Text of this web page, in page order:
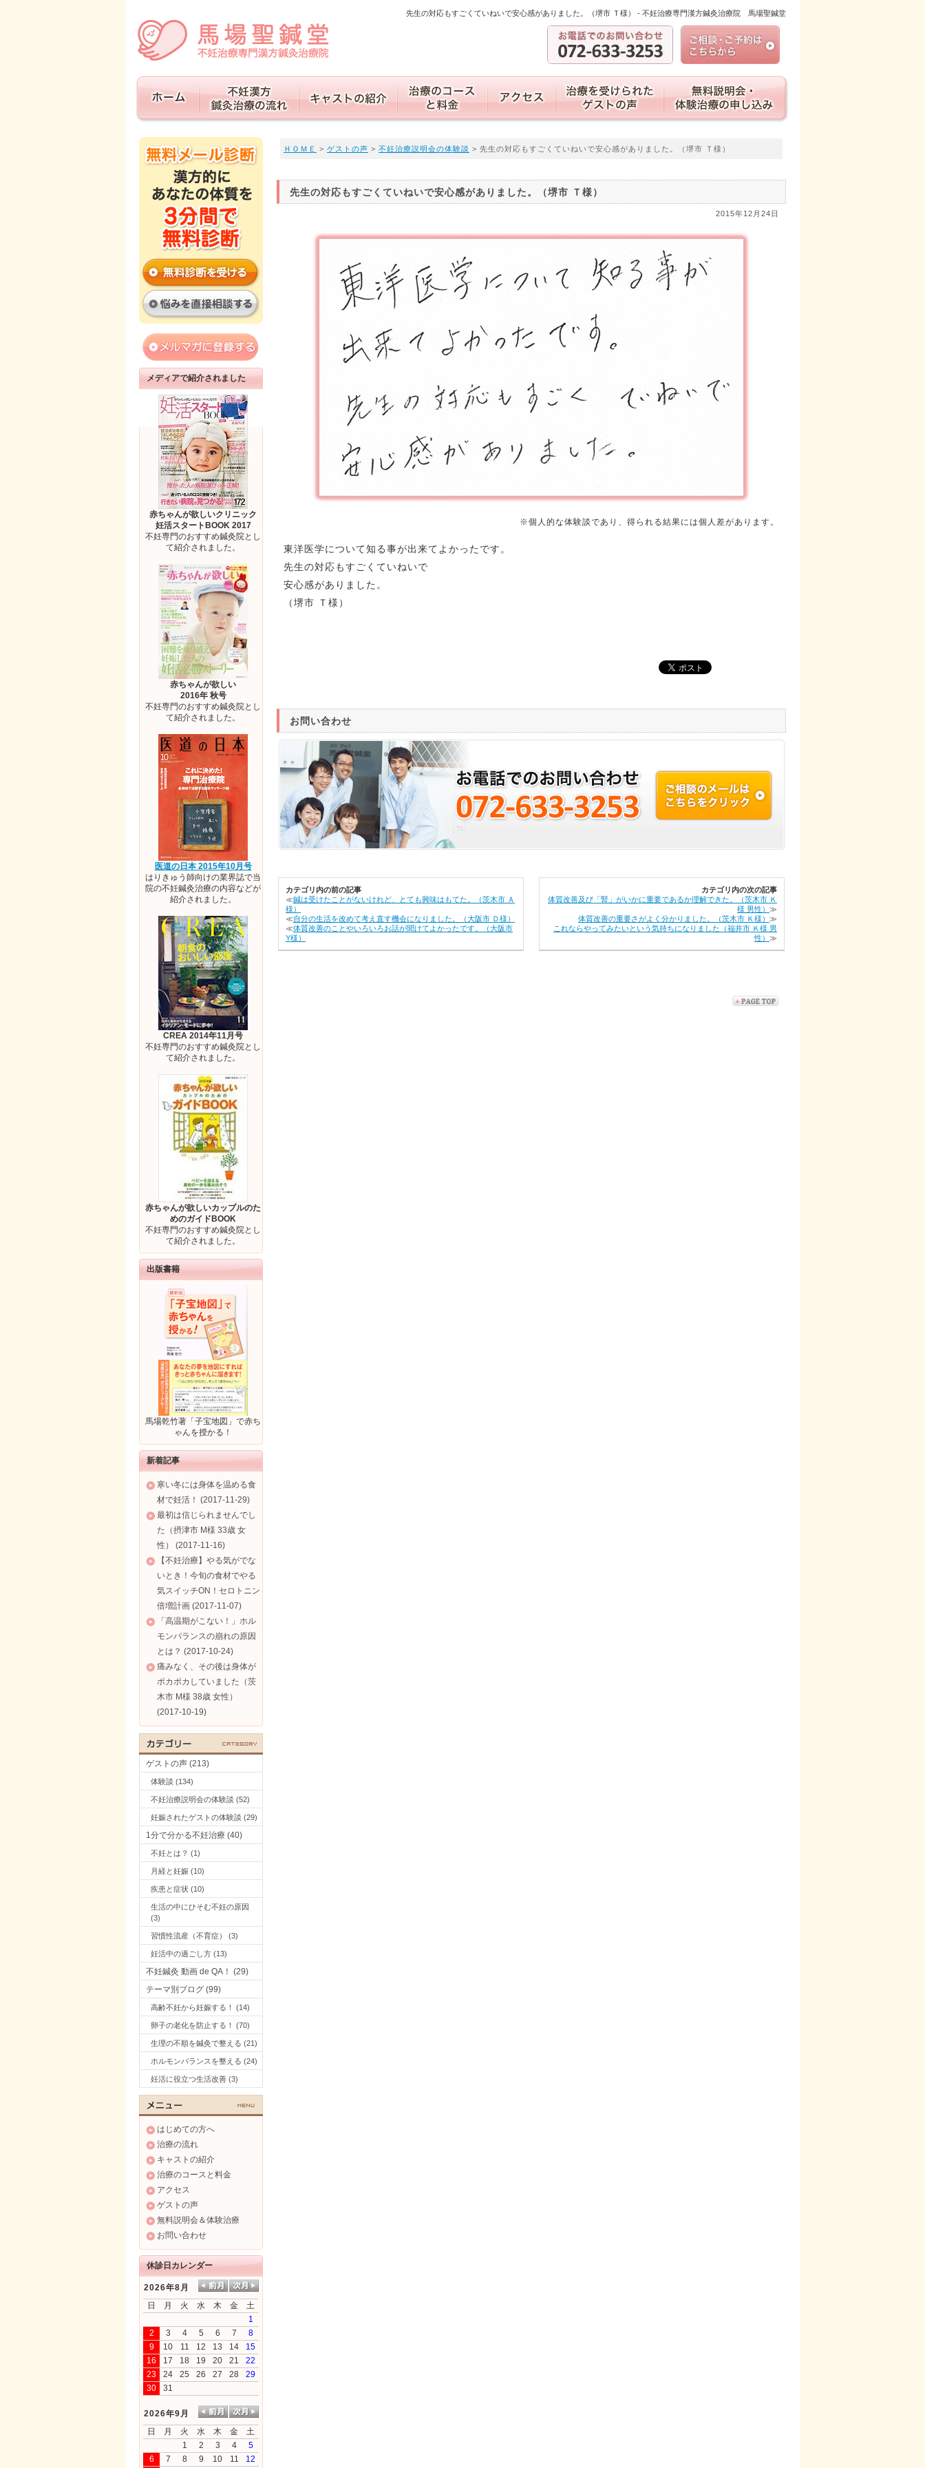
先生の対応もすごくていねいで安心感がありました。（堺市 Ｔ様） - 不妊治療専門漢方鍼灸治療院 馬場聖鍼堂
ＨＯＭＥ > ゲストの声 > 不妊治療説明会の体験談 > 先生の対応もすごくていねいで安心感がありました。（堺市 Ｔ様）
先生の対応もすごくていねいで安心感がありました。（堺市 Ｔ様）
2015年12月24日
※個人的な体験談であり、得られる結果には個人差があります。
東洋医学について知る事が出来てよかったです。
先生の対応もすごくていねいで
安心感がありました。
（堺市 Ｔ様）
お問い合わせ
カテゴリ内の前の記事
≪鍼は受けたことがないけれど、とても興味はもてた。（茨木市 Ａ
様）
≪自分の生活を改めて考え直す機会になりました。（大阪市 Ｄ様）
≪体質改善のことやいろいろお話が聞けてよかったです。（大阪市
Y様）
カテゴリ内の次の記事
体質改善及び「腎」がいかに重要であるか理解できた。（茨木市 Ｋ
様 男性） ≫
体質改善の重要さがよく分かりました。（茨木市 Ｋ様） ≫
これならやってみたいという気持ちになりました（福井市 Ｋ様 男
性） ≫
メディアで紹介されました
赤ちゃんが欲しいクリニック
妊活スタートBOOK 2017
不妊専門のおすすめ鍼灸院とし
て紹介されました。
赤ちゃんが欲しい
2016年 秋号
不妊専門のおすすめ鍼灸院とし
て紹介されました。
医道の日本 2015年10月号
はりきゅう師向けの業界誌で当
院の不妊鍼灸治療の内容などが
紹介されました。
CREA 2014年11月号
不妊専門のおすすめ鍼灸院とし
て紹介されました。
赤ちゃんが欲しいカップルのた
めのガイドBOOK
不妊専門のおすすめ鍼灸院とし
て紹介されました。
出版書籍
馬場乾竹著「子宝地図」で赤ち
ゃんを授かる！
新着記事
寒い冬には身体を温める食
材で妊活！ (2017-11-29)
最初は信じられませんでし
た（摂津市 M様 33歳 女
性） (2017-11-16)
【不妊治療】やる気がでな
いとき！今旬の食材でやる
気スイッチON！セロトニン
倍増計画 (2017-11-07)
「高温期がこない！」ホル
モンバランスの崩れの原因
とは？ (2017-10-24)
痛みなく、その後は身体が
ポカポカしていました（茨
木市 M様 38歳 女性）
(2017-10-19)
ゲストの声 (213)
体験談 (134)
不妊治療説明会の体験談 (52)
妊娠されたゲストの体験談 (29)
1分で分かる不妊治療 (40)
不妊とは？ (1)
月経と妊娠 (10)
疾患と症状 (10)
生活の中にひそむ不妊の原因
(3)
習慣性流産（不育症） (3)
妊活中の過ごし方 (13)
不妊鍼灸 動画 de QA！ (29)
テーマ別ブログ (99)
高齢不妊から妊娠する！ (14)
卵子の老化を防止する！ (70)
生理の不順を鍼灸で整える (21)
ホルモンバランスを整える (24)
妊活に役立つ生活改善 (3)
はじめての方へ
治療の流れ
キャストの紹介
治療のコースと料金
アクセス
ゲストの声
無料説明会＆体験治療
お問い合わせ
休診日カレンダー
2026年8月
日
月 火 水 木 金
土
1
2
3 4 5 6 7
8
9
10 11 12 13 14
15
16
17 18 19 20 21
22
23
24 25 26 27 28
29
30
31
2026年9月
日
月 火 水 木 金
土
1
2 3 4
5
6
7 8 9 10 11 12